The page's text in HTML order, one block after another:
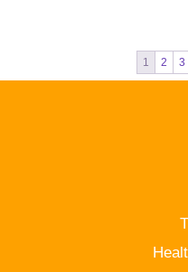
1 2 3